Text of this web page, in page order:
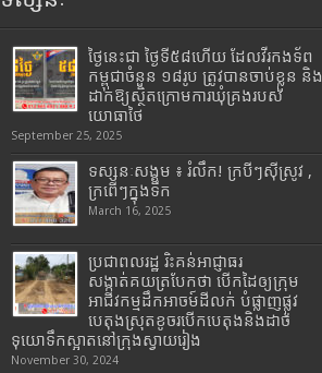
ថ្ងៃនេះជា ថ្ងៃទី៥៨ហើយ ដែលវីរកងទ័ព
កម្ពុជាចំនួន ១៨រូប ត្រូវបានចាប់ខ្លួន និង
ដាក់ឱ្យស្ថិតក្រោមការឃុំគ្រងរបស់
យោធាថៃ
September 25, 2025
ទស្សនៈសង្គម ៖ រំលឹក! ក្របីៗស៊ីស្រូវ ,
ក្រពើៗក្នុងទឹក
March 16, 2025
ប្រជាពលរដ្ឋ រិះគន់អាជ្ញាធរ
សង្កាត់គយត្របែកថា បើកដៃឲ្យក្រុម
អាជីវកម្មដឹកអាចម៍ដីលក់ បំផ្លាញផ្លូវ
បេតុងស្រុតខូចរបើកបេតុងនិងដាច់
ទុយោទឹកស្អាតនៅក្រុងស្វាយរៀង
November 30, 2024